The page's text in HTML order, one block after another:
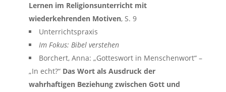
Lernen im Religionsunterricht mit
wiederkehrenden Motiven, S. 9
Unterrichtspraxis
Im Fokus: Bibel verstehen
Borchert, Anna: „Gotteswort in Menschenwort“ –
„In echt?“ Das Wort als Ausdruck der
wahrhaftigen Beziehung zwischen Gott und